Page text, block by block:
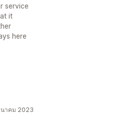
service
it
here
าคม 2023